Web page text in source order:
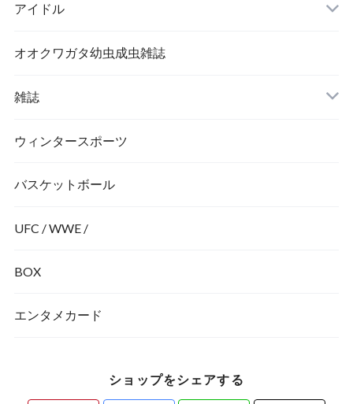
アイドル
オオクワガタ幼虫成虫雑誌
雑誌
ウィンタースポーツ
バスケットボール
UFC / WWE /
BOX
エンタメカード
ショップをシェアする